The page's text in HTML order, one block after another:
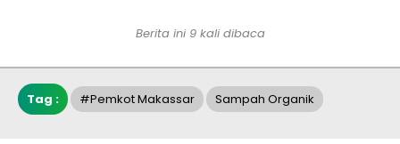
Berita ini 9 kali dibaca
Tag : #Pemkot Makassar Sampah Organik